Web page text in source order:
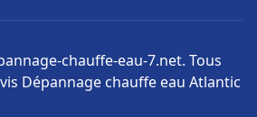
chauffe-eau-7.net. Tous
Dépannage chauffe eau Atlantic